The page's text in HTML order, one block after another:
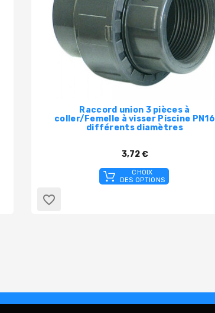
Raccord union 3 pièces à
coller/Femelle à visser Piscine PN16
différents diamètres
3,72 €
CHOIX
DES OPTIONS
favorite_border